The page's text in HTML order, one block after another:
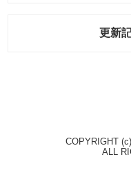
更新
COPYRIGHT
ALL